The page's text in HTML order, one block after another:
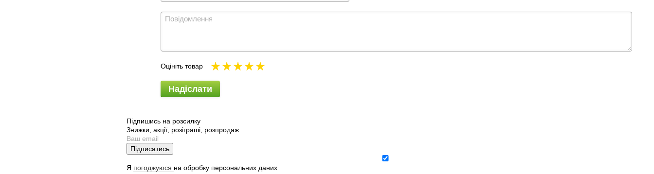
Оцініть товар
Надіслати
Підпишись на розсилку
Знижки, акції, розіграші, розпродаж
Підписатись
Я погоджуюся на обробку персональних даних